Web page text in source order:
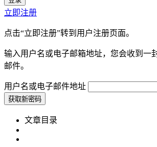
立即注册
点击“立即注册”转到用户注册页面。
输入用户名或电子邮箱地址，您会收到一
邮件。
用户名或电子邮件地址
文章目录